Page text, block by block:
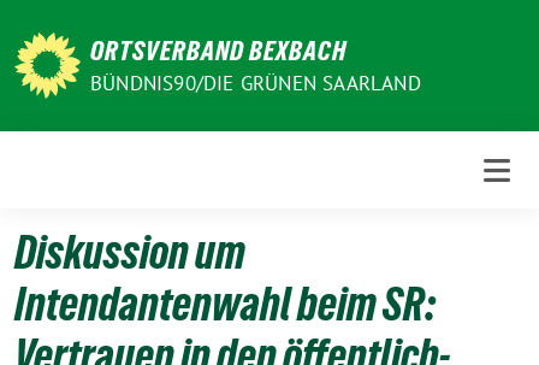
zum
Inhalt
ORTSVERBAND BEXBACH
BÜNDNIS90/DIE GRÜNEN SAARLAND
Diskussion um
Intendantenwahl beim SR: